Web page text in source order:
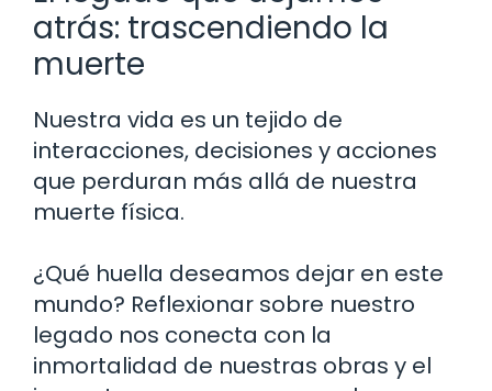
atrás: trascendiendo la
muerte
Nuestra vida es un tejido de
interacciones, decisiones y acciones
que perduran más allá de nuestra
muerte física.
¿Qué huella deseamos dejar en este
mundo? Reflexionar sobre nuestro
legado nos conecta con la
inmortalidad de nuestras obras y el